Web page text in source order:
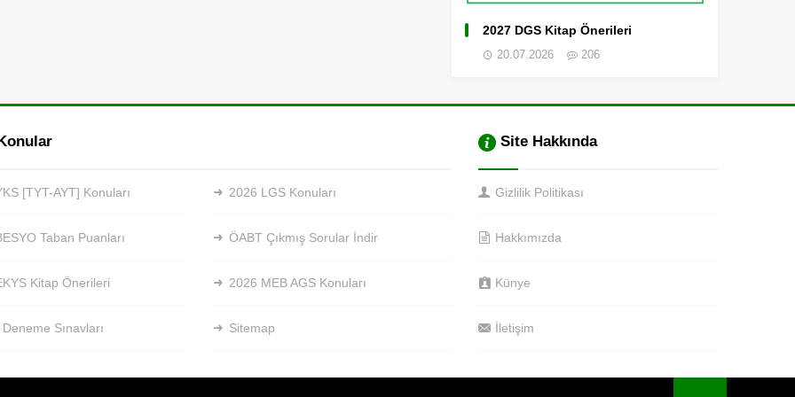
2027 DGS Kitap Önerileri
20.07.2026 206
[TYT-AYT] Konuları 2026 LGS Konuları
Taban Puanları ÖABT Çıkmış Sorular İndir
Kitap Önerileri 2026 MEB AGS Konuları
Sınavları Sitemap
Site Hakkında
Gizlilik Politikası
Hakkımızda
Künye
İletişim